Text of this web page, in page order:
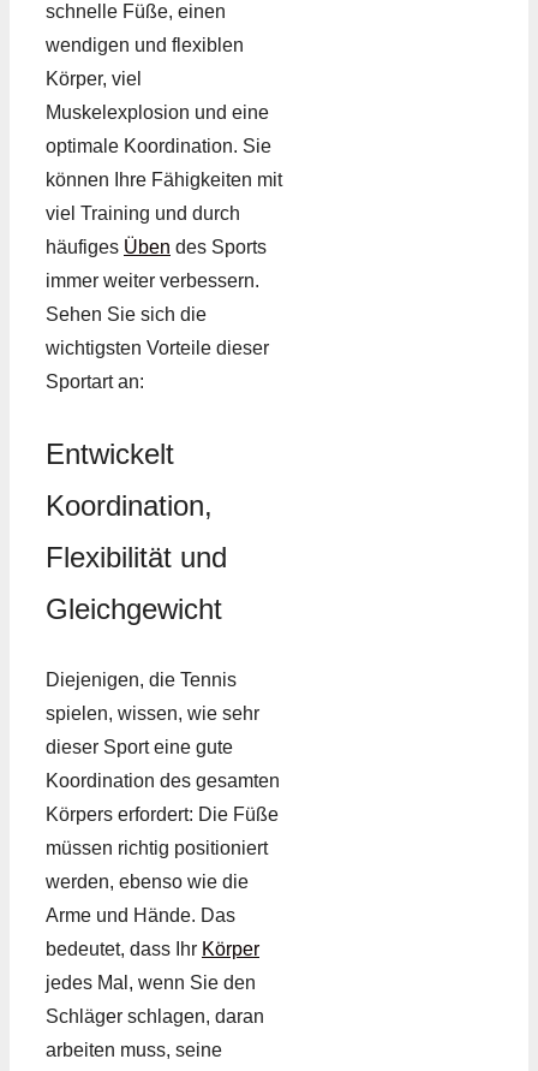
schnelle Füße, einen
wendigen und flexiblen
Körper, viel
Muskelexplosion und eine
optimale Koordination. Sie
können Ihre Fähigkeiten mit
viel Training und durch
häufiges Üben des Sports
immer weiter verbessern.
Sehen Sie sich die
wichtigsten Vorteile dieser
Sportart an:
Entwickelt
Koordination,
Flexibilität und
Gleichgewicht
Diejenigen, die Tennis
spielen, wissen, wie sehr
dieser Sport eine gute
Koordination des gesamten
Körpers erfordert: Die Füße
müssen richtig positioniert
werden, ebenso wie die
Arme und Hände. Das
bedeutet, dass Ihr Körper
jedes Mal, wenn Sie den
Schläger schlagen, daran
arbeiten muss, seine